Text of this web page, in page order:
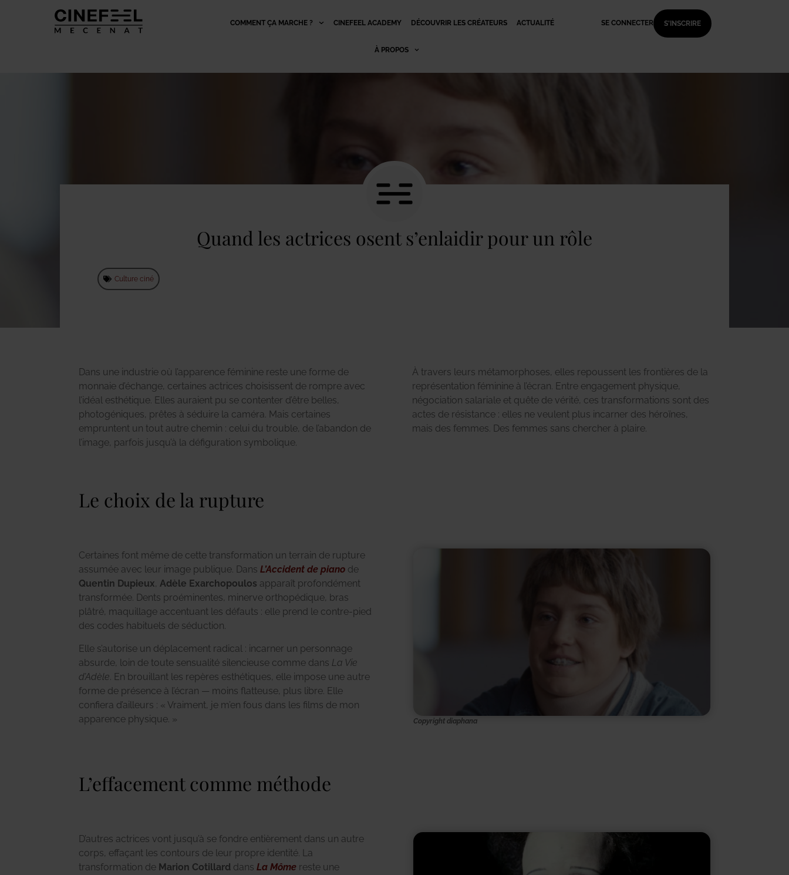
COMMENT ÇA MARCHE ? CINEFEEL ACADEMY DÉCOUVRIR LES CRÉATEURS ACTUALITÉ
À PROPOS
SE CONNECTER S'INSCRIRE
Quand les actrices osent s’enlaidir pour un rôle
Culture ciné
Dans une industrie où l’apparence féminine reste une forme de
monnaie d’échange, certaines actrices choisissent de rompre avec
l’idéal esthétique. Elles auraient pu se contenter d’être belles,
photogéniques, prêtes à séduire la caméra. Mais certaines
empruntent un tout autre chemin : celui du trouble, de l’abandon de
l’image, parfois jusqu’à la défiguration symbolique.
À travers leurs métamorphoses, elles repoussent les frontières de la
représentation féminine à l’écran. Entre engagement physique,
négociation salariale et quête de vérité, ces transformations sont des
actes de résistance : elles ne veulent plus incarner des héroïnes,
mais des femmes. Des femmes sans chercher à plaire.
Le choix de la rupture
Certaines font même de cette transformation un terrain de rupture
assumée avec leur image publique. Dans L’Accident de piano de
Quentin Dupieux, Adèle Exarchopoulos apparaît profondément
transformée. Dents proéminentes, minerve orthopédique, bras
plâtré, maquillage accentuant les défauts : elle prend le contre-pied
des codes habituels de séduction.
Elle s’autorise un déplacement radical : incarner un personnage
absurde, loin de toute sensualité silencieuse comme dans La Vie
d’Adèle . En brouillant les repères esthétiques, elle impose une autre
forme de présence à l’écran — moins flatteuse, plus libre. Elle
confiera d’ailleurs : « Vraiment, je m’en fous dans les films de mon
apparence physique. »
Copyright diaphana
L’effacement comme méthode
D’autres actrices vont jusqu’à se fondre entièrement dans un autre
corps, effaçant les contours de leur propre identité. La
transformation de Marion Cotillard dans La Môme reste une